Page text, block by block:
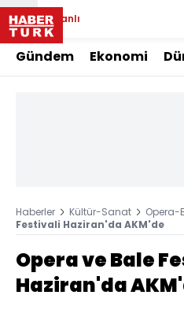
Canlı
Gündem Ekonomi
Haberler Kültür-Sanat Opera-
Festivali Haziran'da AKM'de
Opera ve Bale
Haziran'da